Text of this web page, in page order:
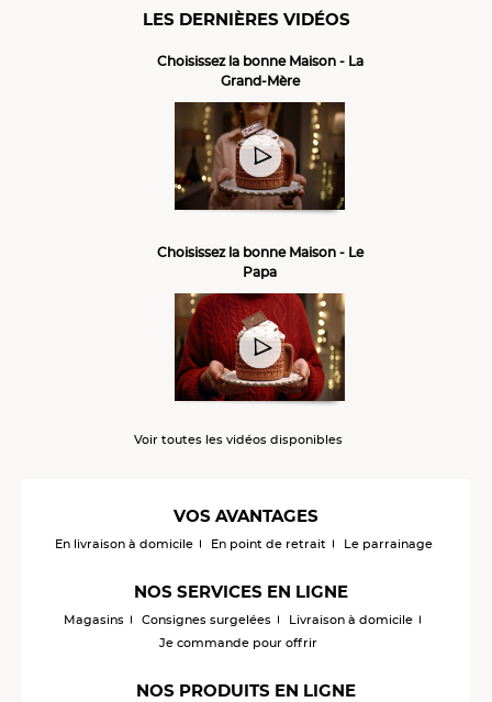
LES DERNIÈRES VIDÉOS
Choisissez la bonne Maison - La
Grand-Mère
Choisissez la bonne Maison - Le
Papa
Voir toutes les vidéos disponibles
VOS AVANTAGES
En livraison à domicile En point de retrait Le parrainage
NOS SERVICES EN LIGNE
Magasins Consignes surgelées
Livraison à domicile
Je commande pour offrir
NOS PRODUITS EN LIGNE